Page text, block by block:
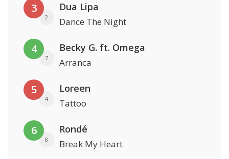
3
2
Dua Lipa
Dance The Night
4
7
Becky G. ft. Omega
Arranca
5
4
Loreen
Tattoo
6
8
Rondé
Break My Heart